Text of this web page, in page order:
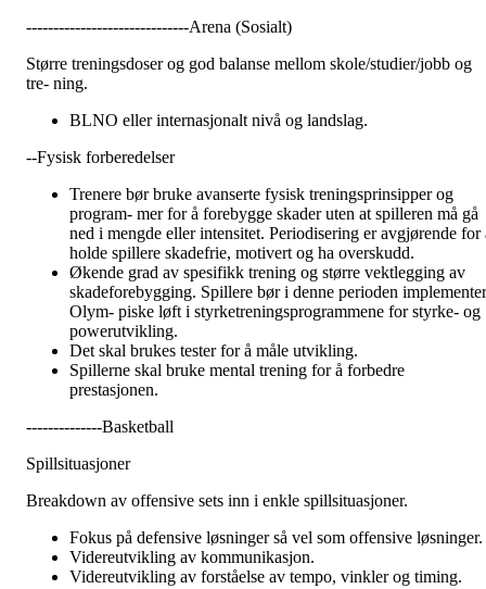
------------------------------Arena (Sosialt)
Større treningsdoser og god balanse mellom skole/studier/jobb og
tre- ning.
BLNO eller internasjonalt nivå og landslag.
--Fysisk forberedelser
Trenere bør bruke avanserte fysisk treningsprinsipper og
program- mer for å forebygge skader uten at spilleren må gå
ned i mengde eller intensitet. Periodisering er avgjørende for
holde spillere skadefrie, motivert og ha overskudd.
Økende grad av spesifikk trening og større vektlegging av
skadeforebygging. Spillere bør i denne perioden
Olym- piske løft i styrketreningsprogrammene for styrke- og
powerutvikling.
Det skal brukes tester for å måle utvikling.
Spillerne skal bruke mental trening for å forbedre
prestasjonen.
--------------Basketball
Spillsituasjoner
Breakdown av offensive sets inn i enkle spillsituasjoner.
Fokus på defensive løsninger så vel som offensive løsninger.
Videreutvikling av kommunikasjon.
Videreutvikling av forståelse av tempo, vinkler og timing.